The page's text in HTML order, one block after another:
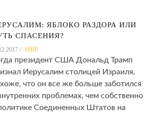
ЯБЛОКО РАЗДОРА ИЛИ
СПАСЕНИЯ?
МИР
президент США Дональд Трамп
Иерусалим столицей Израиля,
что он все же больше заботился
проблемах, чем собственно
Соединенных Штатов на